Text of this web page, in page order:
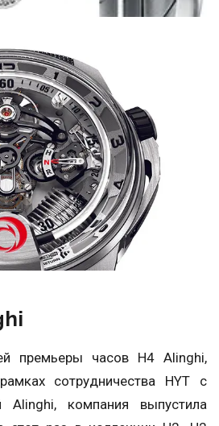
премьеры часов H4 Alinghi,
сотрудничества HYT с
Alinghi, компания выпустила